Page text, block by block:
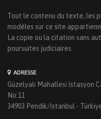
Tout le contenu du texte, les
modèles sur ce site
La copie ou la citation sans
poursuites judiciaires.
ADRESSE
Güzelyalı Mahallesi İstasyon
No:11
34903 Pendik/İstanbul -